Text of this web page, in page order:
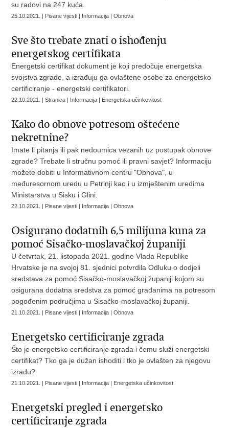
su radovi na 247 kuća.
25.10.2021. | Pisane vijesti | Informacija | Obnova
​Sve što trebate znati o ishođenju
energetskog certifikata
Energetski certifikat dokument je koji predočuje energetska
svojstva zgrade, a izrađuju ga ovlaštene osobe za energetsko
certificiranje - energetski certifikatori.
22.10.2021. | Stranica | Informacija | Energetska učinkovitost
Kako do obnove potresom oštećene
nekretnine?
Imate li pitanja ili pak nedoumica vezanih uz postupak obnove
zgrade? Trebate li stručnu pomoć ili pravni savjet? Informaciju
možete dobiti u Informativnom centru "Obnova", u
međuresornom uredu u Petrinji kao i u izmještenim uredima
Ministarstva u Sisku i Glini.
22.10.2021. | Pisane vijesti | Informacija | Obnova
Osigurano dodatnih 6,5 milijuna kuna za
pomoć Sisačko-moslavačkoj županiji
U četvrtak, 21. listopada 2021. godine Vlada Republike
Hrvatske je na svojoj 81. sjednici potvrdila Odluku o dodjeli
sredstava za pomoć Sisačko-moslavačkoj županiji kojom su
osigurana dodatna sredstva za pomoć građanima na potresom
pogođenim područjima u Sisačko-moslavačkoj županiji.
21.10.2021. | Pisane vijesti | Informacija | Obnova
Energetsko certificiranje zgrada
Što je energetsko certificiranje zgrada i čemu služi energetski
certifikat? Tko ga je dužan ishoditi i tko je ovlašten za njegovu
izradu?
21.10.2021. | Pisane vijesti | Informacija | Energetska učinkovitost
Energetski pregled i energetsko
certificiranje zgrada